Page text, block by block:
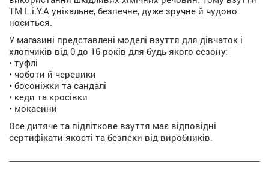
ТМ L.i.Y.A унікальне, безпечне, дуже зручне й чудово
носиться.
У магазині представлені моделі взуття для дівчаток і
хлопчиків від 0 до 16 років для будь-якого сезону:
• туфлі
• чоботи й черевики
• босоніжки та сандалі
• кеди та кросівки
• мокасини
Все дитяче та підліткове взуття має відповідні
сертифікати якості та безпеки від виробників.